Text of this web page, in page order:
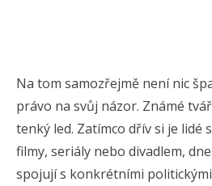
Na tom samozřejmě není nic
právo na svůj názor. Známé
tenký led. Zatímco dřív si je lidé
filmy, seriály nebo divadlem,
spojují s konkrétními